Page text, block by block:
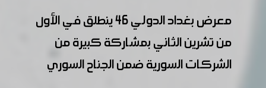
معرض بغداد الدولي 46 ينطلق في الأول
من تشرين الثاني بمشاركة كبيرة من
الشركات السورية ضمن الجناح السوري